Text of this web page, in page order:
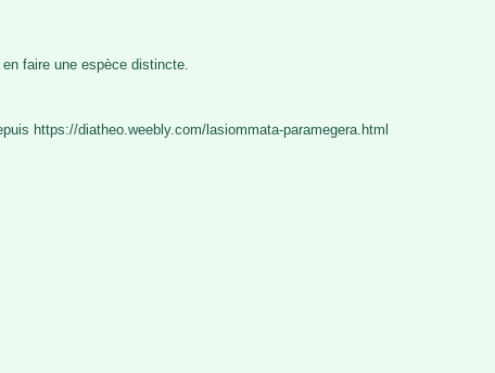
faire une espèce distincte.
https://diatheo.weebly.com/lasiommata-paramegera.html